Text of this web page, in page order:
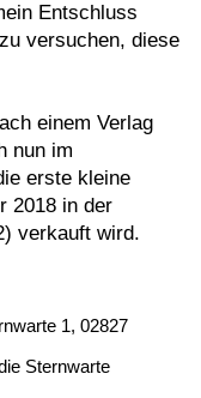
Entschluss
versuchen, diese
einem Verlag
nun im
erste kleine
2018 in der
verkauft wird.
1, 02827
Sternwarte